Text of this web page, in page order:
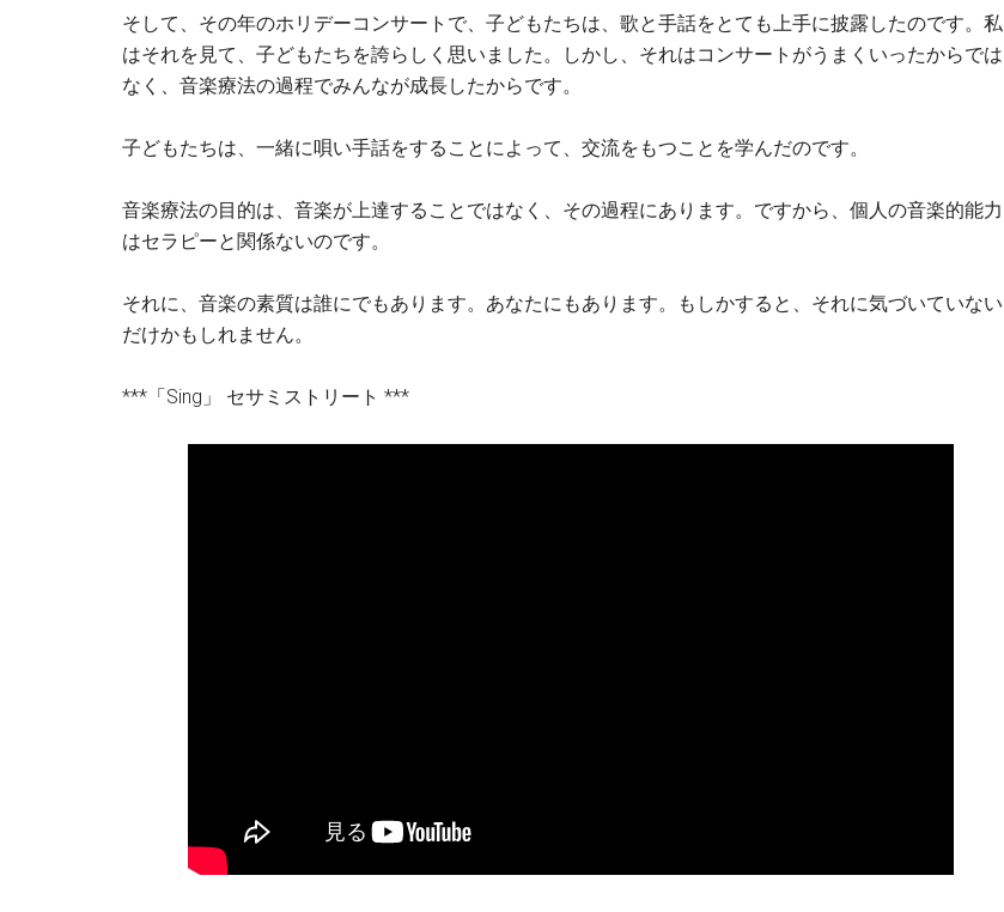
そして、その年のホリデーコンサートで、子どもたちは、歌と手話をとても上手に披露したのです。私
はそれを見て、子どもたちを誇らしく思いました。しかし、それはコンサートがうまくいったからでは
なく、音楽療法の過程でみんなが成長したからです。
子どもたちは、一緒に唄い手話をすることによって、交流をもつことを学んだのです。
音楽療法の目的は、音楽が上達することではなく、その過程にあります。ですから、個人の音楽的能力
はセラピーと関係ないのです。
それに、音楽の素質は誰にでもあります。あなたにもあります。もしかすると、それに気づいていない
だけかもしれません。
***「Sing」 セサミストリート ***